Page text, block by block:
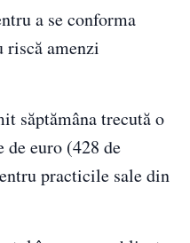
a se conforma
amenzi
săptămâna trecută o
de euro (428 de
practicile sale din